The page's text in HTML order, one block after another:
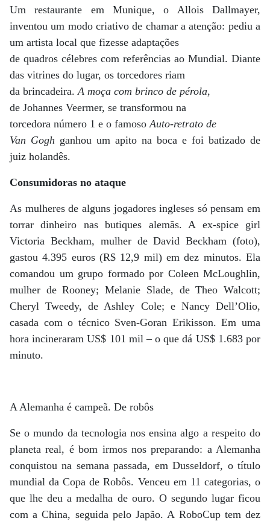
Um restaurante em Munique, o Allois Dallmayer,
inventou um modo criativo de chamar a atenção: pediu a
um artista local que fizesse adaptações
de quadros célebres com referências ao Mundial. Diante
das vitrines do lugar, os torcedores riam
da brincadeira.A moça com brinco de pérola,
de Johannes Veermer, se transformou na
torcedora número 1 e o famosoAuto-retrato de
Van Gogh ganhou um apito na boca e foi batizado de
juiz holandês.
Consumidoras no ataque
As mulheres de alguns jogadores ingleses só pensam em
torrar dinheiro nas butiques alemãs. A ex-spice girl
Victoria Beckham, mulher de David Beckham (foto),
gastou 4.395 euros (R$ 12,9 mil) em dez minutos. Ela
comandou um grupo formado por Coleen McLoughlin,
mulher de Rooney; Melanie Slade, de Theo Walcott;
Cheryl Tweedy, de Ashley Cole; e Nancy Dell’Olio,
casada com o técnico Sven-Goran Erikisson. Em uma
hora incineraram US$ 101 mil – o que dá US$ 1.683 por
minuto.
A Alemanha é campeã. De robôs
Se o mundo da tecnologia nos ensina algo a respeito do
planeta real, é bom irmos nos preparando: a Alemanha
conquistou na semana passada, em Dusseldorf, o título
mundial da Copa de Robôs. Venceu em 11 categorias, o
que lhe deu a medalha de ouro. O segundo lugar ficou
com a China, seguida pelo Japão. A RoboCup tem dez